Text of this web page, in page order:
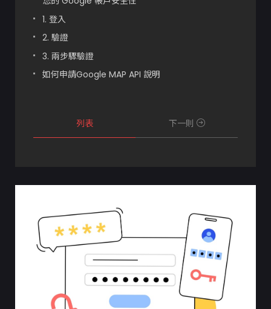
1. 登入
2. 驗證
3. 兩步驟驗證
如何申請Google MAP API 說明
列表 下一則